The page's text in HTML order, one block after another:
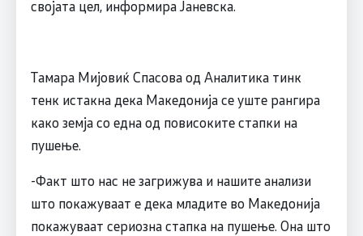
својата цел, информира Јаневска.
Тамара Мијовиќ Спасова од Аналитика тинк
тенк истакна дека Македонија се уште рангира
како земја со една од повисоките стапки на
пушење.
-Факт што нас не загрижува и нашите анализи
што покажуваат е дека младите во Македонија
покажуваат сериозна стапка на пушење. Она што